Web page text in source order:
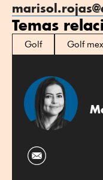
Temas
Golf Golf